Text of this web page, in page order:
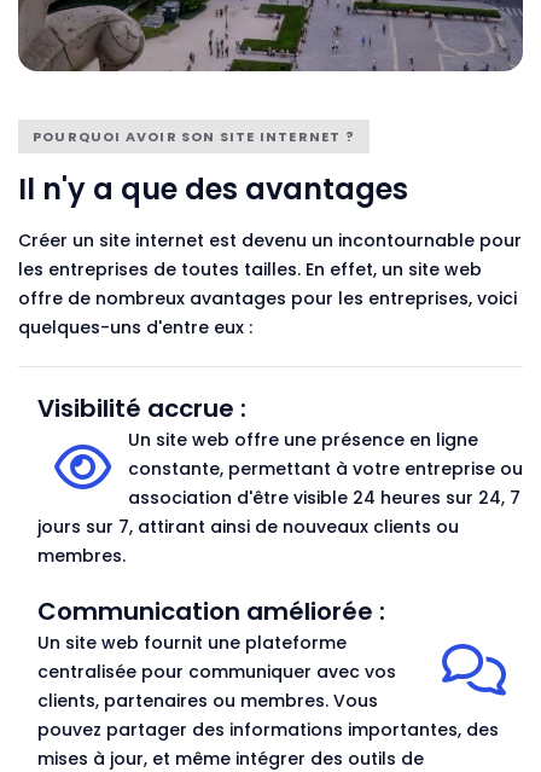
POURQUOI AVOIR SON SITE INTERNET ?
Il n'y a que des avantages
Créer un site internet est devenu un incontournable pour
les entreprises de toutes tailles. En effet, un site web
offre de nombreux avantages pour les entreprises, voici
quelques-uns d'entre eux :
Visibilité accrue :
Un site web offre une présence en ligne
constante, permettant à votre entreprise ou
association d'être visible 24 heures sur 24, 7
jours sur 7, attirant ainsi de nouveaux clients ou
membres.
Communication améliorée :
Un site web fournit une plateforme
centralisée pour communiquer avec vos
clients, partenaires ou membres. Vous
pouvez partager des informations importantes, des
mises à jour, et même intégrer des outils de